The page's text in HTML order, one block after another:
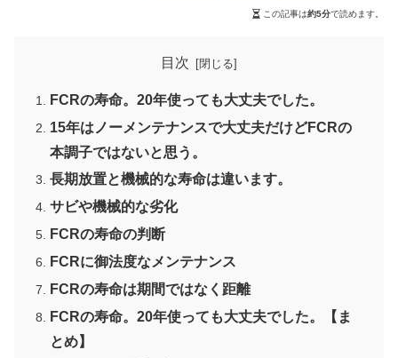
この記事は約5分で読めます。
目次
FCRの寿命。20年使っても大丈夫でした。
15年はノーメンテナンスで大丈夫だけどFCRの
本調子ではないと思う。
長期放置と機械的な寿命は違います。
サビや機械的な劣化
FCRの寿命の判断
FCRに御法度なメンテナンス
FCRの寿命は期間ではなく距離
FCRの寿命。20年使っても大丈夫でした。【ま
とめ】